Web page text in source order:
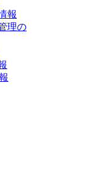
報
理の